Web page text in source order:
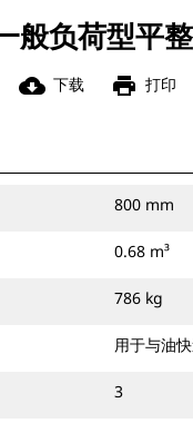
连接器或 CW 专用连接
负荷型平整
cloud_download 下载 print 打印
800 mm
0.68 m³
786 kg
用于与油
3